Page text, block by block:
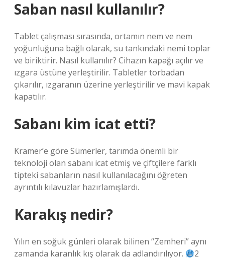
Saban nasıl kullanılır?
Tablet çalışması sırasında, ortamın nem ve nem
yoğunluğuna bağlı olarak, su tankındaki nemi toplar
ve biriktirir. Nasıl kullanılır? Cihazın kapağı açılır ve
ızgara üstüne yerleştirilir. Tabletler torbadan
çıkarılır, ızgaranın üzerine yerleştirilir ve mavi kapak
kapatılır.
Sabanı kim icat etti?
Kramer’e göre Sümerler, tarımda önemli bir
teknoloji olan sabanı icat etmiş ve çiftçilere farklı
tipteki sabanların nasıl kullanılacağını öğreten
ayrıntılı kılavuzlar hazırlamışlardı.
Karakış nedir?
Yılın en soğuk günleri olarak bilinen “Zemheri” aynı
zamanda karanlık kış olarak da adlandırılıyor.
2